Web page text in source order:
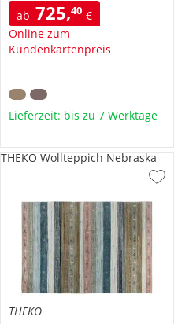
ab 725,40 €
Online zum
Kundenkartenpreis
Lieferzeit: bis zu 7 Werktage
THEKO
THEKO Wollteppich Nebraska